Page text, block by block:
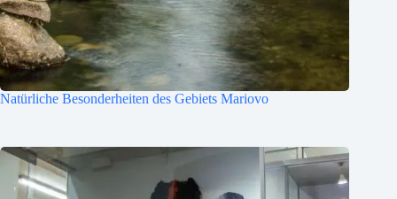
Natürliche Besonderheiten des Gebiets Mariovo